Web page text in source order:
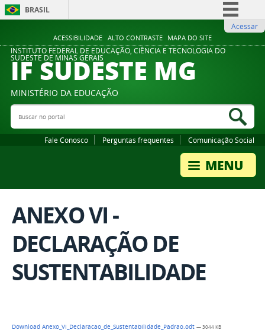
ACESSIBILIDADE ALTO CONTRASTE MAPA DO SITE
BRASIL
Comunica BR
Participe
Legislação
Acessar
INSTITUTO FEDERAL DE EDUCAÇÃO, CIÊNCIA E TECNOLOGIA DO
SUDESTE DE MINAS GERAIS
IF SUDESTE MG
MINISTÉRIO DA EDUCAÇÃO
Buscar no portal
Fale Conosco Perguntas frequentes Comunicação Social
ANEXO VI -
DECLARAÇÃO DE
SUSTENTABILIDADE
Download Anexo_VI_Declaracao_de_Sustentabilidade_Padrao.odt — 3044 KB